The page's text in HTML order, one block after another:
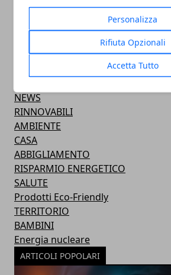
Personalizza
Rifiuta Opzionali
Accetta Tutto
CATEGORIE
NEWS
RINNOVABILI
AMBIENTE
CASA
ABBIGLIAMENTO
RISPARMIO ENERGETICO
SALUTE
Prodotti Eco-Friendly
TERRITORIO
BAMBINI
Energia nucleare
ARTICOLI POPOLARI